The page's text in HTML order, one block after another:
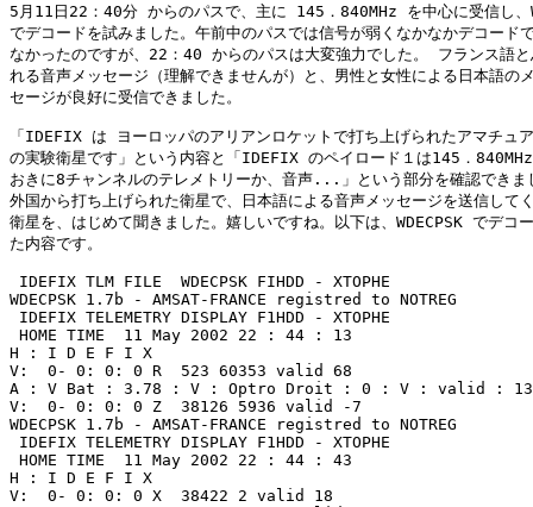
5月11日22：40分 からのパスで、主に 145．840MHz を中心に受信し、
でデコードを試みました。午前中のパスでは信号が弱くなかなかデコード
なかったのですが、22：40 からのパスは大変強力でした。 フランス語と
れる音声メッセージ（理解できませんが）と、男性と女性による日本語の
セージが良好に受信できました。
「IDEFIX は ヨーロッパのアリアンロケットで打ち上げられたアマチュ
の実験衛星です」という内容と「IDEFIX のペイロード１は145．
おきに8チャンネルのテレメトリーか、音声...」という部分を確認できま
外国から打ち上げられた衛星で、日本語による音声メッセージを送信して
衛星を、はじめて聞きました。嬉しいですね。以下は、WDECPSK でデコ
た内容です。
IDEFIX TLM FILE  WDECPSK FIHDD - XTOPHE
WDECPSK 1.7b - AMSAT-FRANCE registred to NOTREG
IDEFIX TELEMETRY DISPLAY F1HDD - XTOPHE
HOME TIME  11 May 2002 22 : 44 : 13
H : I D E F I X
V:  0- 0: 0: 0 R  523 60353 valid 68
A : V Bat : 3.78 : V : Optro Droit : 0 : V : valid :
V:  0- 0: 0: 0 Z  38126 5936 valid -7
WDECPSK 1.7b - AMSAT-FRANCE registred to NOTREG
IDEFIX TELEMETRY DISPLAY F1HDD - XTOPHE
HOME TIME  11 May 2002 22 : 44 : 43
H : I D E F I X
V:  0- 0: 0: 0 X  38422 2 valid 18